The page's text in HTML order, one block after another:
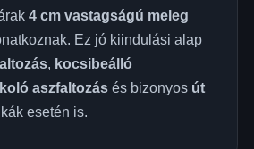
4 cm vastagságú meleg
Ez jó kiindulási alap
, kocsibeálló
aszfaltozásés bizonyos út
esetén is.